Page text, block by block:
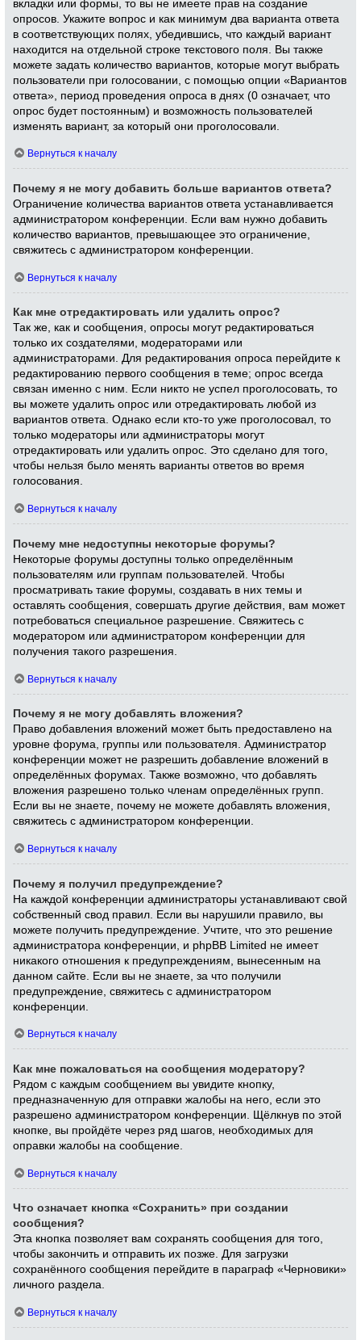
вкладки или формы, то вы не имеете прав на создание
опросов. Укажите вопрос и как минимум два варианта ответа
в соответствующих полях, убедившись, что каждый вариант
находится на отдельной строке текстового поля. Вы также
можете задать количество вариантов, которые могут выбрать
пользователи при голосовании, с помощью опции «Вариантов
ответа», период проведения опроса в днях (0 означает, что
опрос будет постоянным) и возможность пользователей
изменять вариант, за который они проголосовали.
Вернуться к началу
Почему я не могу добавить больше вариантов ответа?
Ограничение количества вариантов ответа устанавливается
администратором конференции. Если вам нужно добавить
количество вариантов, превышающее это ограничение,
свяжитесь с администратором конференции.
Вернуться к началу
Как мне отредактировать или удалить опрос?
Так же, как и сообщения, опросы могут редактироваться
только их создателями, модераторами или
администраторами. Для редактирования опроса перейдите к
редактированию первого сообщения в теме; опрос всегда
связан именно с ним. Если никто не успел проголосовать, то
вы можете удалить опрос или отредактировать любой из
вариантов ответа. Однако если кто-то уже проголосовал, то
только модераторы или администраторы могут
отредактировать или удалить опрос. Это сделано для того,
чтобы нельзя было менять варианты ответов во время
голосования.
Вернуться к началу
Почему мне недоступны некоторые форумы?
Некоторые форумы доступны только определённым
пользователям или группам пользователей. Чтобы
просматривать такие форумы, создавать в них темы и
оставлять сообщения, совершать другие действия, вам может
потребоваться специальное разрешение. Свяжитесь с
модератором или администратором конференции для
получения такого разрешения.
Вернуться к началу
Почему я не могу добавлять вложения?
Право добавления вложений может быть предоставлено на
уровне форума, группы или пользователя. Администратор
конференции может не разрешить добавление вложений в
определённых форумах. Также возможно, что добавлять
вложения разрешено только членам определённых групп.
Если вы не знаете, почему не можете добавлять вложения,
свяжитесь с администратором конференции.
Вернуться к началу
Почему я получил предупреждение?
На каждой конференции администраторы устанавливают свой
собственный свод правил. Если вы нарушили правило, вы
можете получить предупреждение. Учтите, что это решение
администратора конференции, и phpBB Limited не имеет
никакого отношения к предупреждениям, вынесенным на
данном сайте. Если вы не знаете, за что получили
предупреждение, свяжитесь с администратором
конференции.
Вернуться к началу
Как мне пожаловаться на сообщения модератору?
Рядом с каждым сообщением вы увидите кнопку,
предназначенную для отправки жалобы на него, если это
разрешено администратором конференции. Щёлкнув по этой
кнопке, вы пройдёте через ряд шагов, необходимых для
оправки жалобы на сообщение.
Вернуться к началу
Что означает кнопка «Сохранить» при создании
сообщения?
Эта кнопка позволяет вам сохранять сообщения для того,
чтобы закончить и отправить их позже. Для загрузки
сохранённого сообщения перейдите в параграф «Черновики»
личного раздела.
Вернуться к началу